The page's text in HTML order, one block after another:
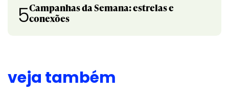
5Campanhas da Semana: estrelas e
conexões
veja também